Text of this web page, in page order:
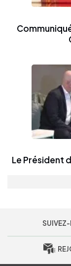
Le Président